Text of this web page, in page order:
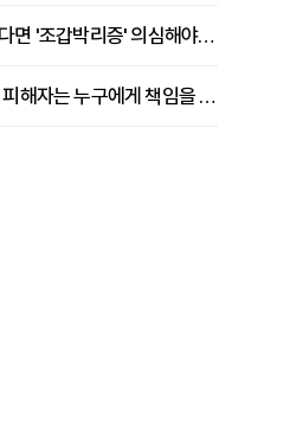
손발톱 들뜨고 벗겨진다면 '조갑박리증' 의심해야 [김철윤 원장 칼럼]
자율주행자동차 사고, 피해자는 누구에게 책임을 물을 수 있을까